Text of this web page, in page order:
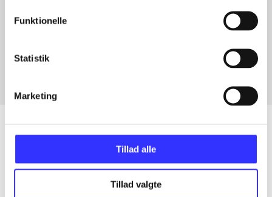
Funktionelle
Statistik
Marketing
Tillad alle
Tillad valgte
Artikler med samme emner
Artikler
Alle registrerede artikler fordelt på udgivelser